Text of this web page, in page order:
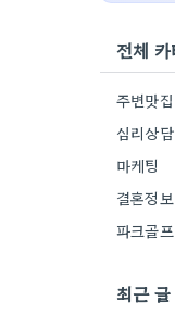
전체 카
주변맛집
심리상담
마케팅
결혼정보
파크골프
최근 글